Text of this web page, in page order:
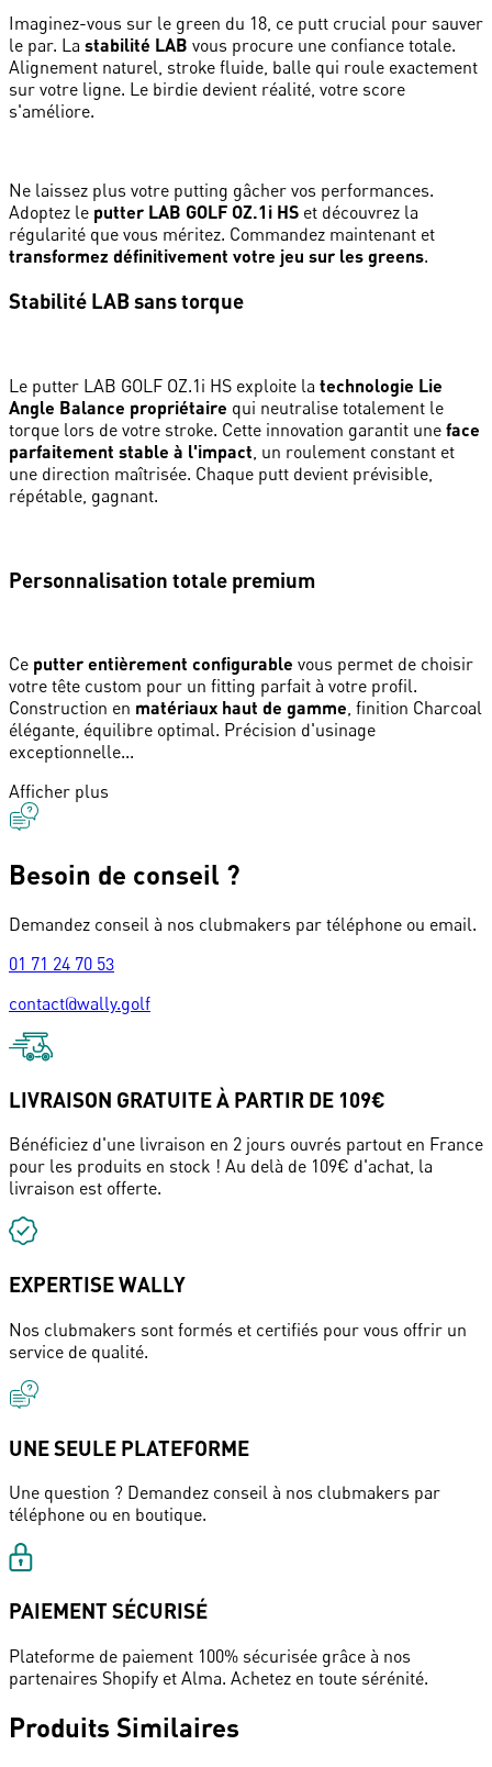
Imaginez-vous sur le green du 18, ce putt crucial pour sauver
le par. La stabilité LAB vous procure une confiance totale.
Alignement naturel, stroke fluide, balle qui roule exactement
sur votre ligne. Le birdie devient réalité, votre score
s'améliore.
Ne laissez plus votre putting gâcher vos performances.
Adoptez le putter LAB GOLF OZ.1i HS et découvrez la
régularité que vous méritez. Commandez maintenant et
transformez définitivement votre jeu sur les greens.
Stabilité LAB sans torque
Le putter LAB GOLF OZ.1i HS exploite la technologie Lie
Angle Balance propriétaire qui neutralise totalement le
torque lors de votre stroke. Cette innovation garantit une face
parfaitement stable à l'impact , un roulement constant et
une direction maîtrisée. Chaque putt devient prévisible,
répétable, gagnant.
Personnalisation totale premium
Ce putter entièrement configurable vous permet de choisir
votre tête custom pour un fitting parfait à votre profil.
Construction en matériaux haut de gamme, finition Charcoal
élégante, équilibre optimal. Précision d'usinage
exceptionnelle...
Afficher plus
Besoin de conseil ?
Demandez conseil à nos clubmakers par téléphone ou email.
01 71 24 70 53
contact@wally.golf
LIVRAISON GRATUITE À PARTIR DE 109€
Bénéficiez d'une livraison en 2 jours ouvrés partout en France
pour les produits en stock ! Au delà de 109€ d'achat, la
livraison est offerte.
EXPERTISE WALLY
Nos clubmakers sont formés et certifiés pour vous offrir un
service de qualité.
UNE SEULE PLATEFORME
Une question ? Demandez conseil à nos clubmakers par
téléphone ou en boutique.
PAIEMENT SÉCURISÉ
Plateforme de paiement 100% sécurisée grâce à nos
partenaires Shopify et Alma. Achetez en toute sérénité.
Produits Similaires